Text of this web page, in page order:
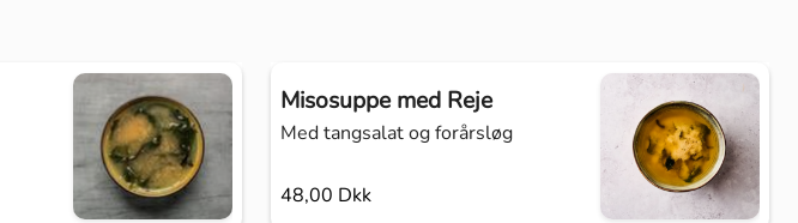
Misosuppe med Reje
Med tangsalat og forårsløg
48,00 Dkk